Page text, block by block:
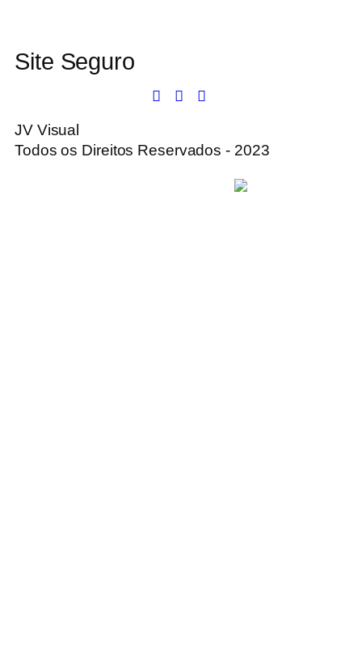
Site Seguro
JV Visual
Todos os Direitos Reservados - 2023